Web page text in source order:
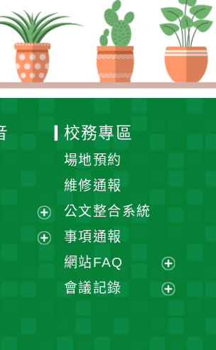
展
開
校務專區
場地預約
維修通報
公文整合系統
事項通報
網站FAQ
展
會議記錄